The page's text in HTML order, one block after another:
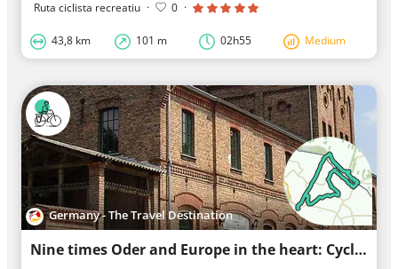
Ruta ciclista recreatiu · 0 ·
43,8 km 101 m 02h55 Medium
Germany - The Travel Destination
Nine times Oder and Europe in the heart: Cycle tour through the Oderbruch to Poland